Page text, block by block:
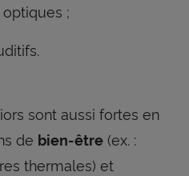
;
sont aussi fortes en
de bien-être(ex. :
thermales) et